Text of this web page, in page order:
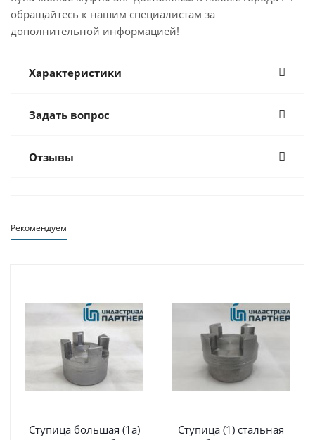
обращайтесь к нашим специалистам за
дополнительной информацией!
Характеристики
Задать вопрос
Отзывы
Рекомендуем
Cтупица большая (1а)
Cтупица (1) стальная